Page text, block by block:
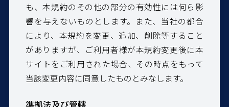
も、本規約のその他の部分の有効性には何ら影
響を与えないものとします。また、当社の都合
により、本規約を変更、追加、削除等すること
がありますが、ご利用者様が本規約変更後に本
サイトをご利用された場合、その時点をもって
当該変更内容に同意したものとみなします。
準拠法及び管轄